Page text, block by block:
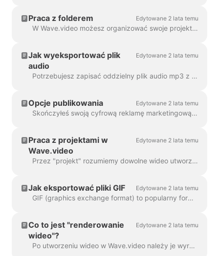
Praca z folderem Edytowane 2 lata temu
W Wave.video możesz organizować swoje projekty w foldery. W ten sposób wygodniej jest przeszukiwać projekty. Aby utworzyć nowy f...
Jak wyeksportować plik
audio
Edytowane 2 lata temu
Potrzebujesz zapisać oddzielny plik audio mp3 z wideo do podcastu lub po prostu chcesz go użyć jako lektora? To proste dzięki wave.video! Po pierwsze,...
Opcje publikowania Edytowane 2 lata temu
Skończyłeś swoją cyfrową reklamę marketingową i jesteś gotowy, aby podzielić się nią ze światem. Co teraz? Czas na publikację! W Wave.video ed...
Praca z projektami w
Wave.video
Edytowane 2 lata temu
Przez "projekt" rozumiemy dowolne wideo utworzone w Wave.video. Oto jak utworzyć nowy projekt. Możesz wybrać i dostosować szablon wideo na stronie ...
Jak eksportować pliki GIF Edytowane 2 lata temu
GIF (graphics exchange format) to popularny format używany od końca lat 80. do udostępniania obrazów i krótkich animacji. GIF-y mogą przechowywać tylko 256 kolorów, co...
Co to jest "renderowanie
wideo"?
Edytowane 2 lata temu
Po utworzeniu wideo w Wave.video należy je wyrenderować, aby móc udostępnić je w mediach społecznościowych lub pobrać bezpośrednio na komputer....